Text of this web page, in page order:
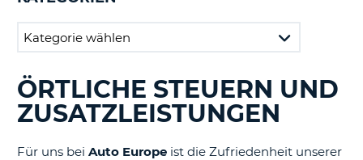
DURCHSUCHE
BLOGS......
ÖRTLICHE STEUERN UND
ZUSATZLEISTUNGEN
Für uns bei Auto Europe ist die Zufriedenheit unserer